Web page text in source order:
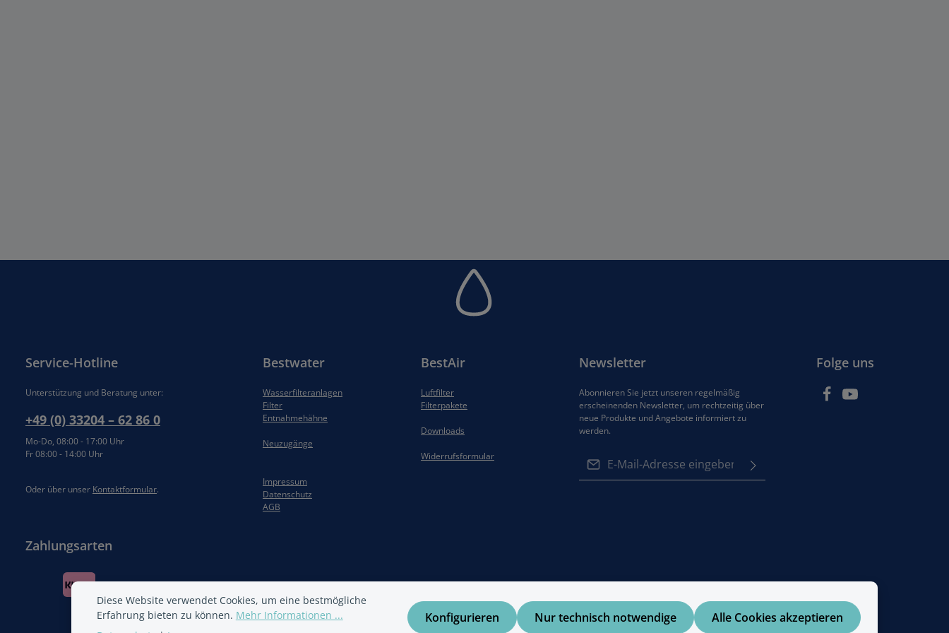
Service-Hotline
Unterstützung und Beratung unter:
+49 (0) 33204 – 62 86 0
Mo-Do, 08:00 - 17:00 Uhr
Fr 08:00 - 14:00 Uhr
Oder über unser Kontaktformular.
Bestwater
Wasserfilteranlagen
Filter
Entnahmehähne
Neuzugänge
Impressum
Datenschutz
AGB
BestAir
Luftfilter
Filterpakete
Downloads
Widerrufsformular
Newsletter
Abonnieren Sie jetzt unseren regelmäßig
erscheinenden Newsletter, um rechtzeitig über
neue Produkte und Angebote informiert zu
werden.
Folge uns
Zahlungsarten
Diese Website verwendet Cookies, um eine bestmögliche
Erfahrung bieten zu können. Mehr Informationen ...
Nur technisch notwendige
Konfigurieren Alle Cookies akzeptieren